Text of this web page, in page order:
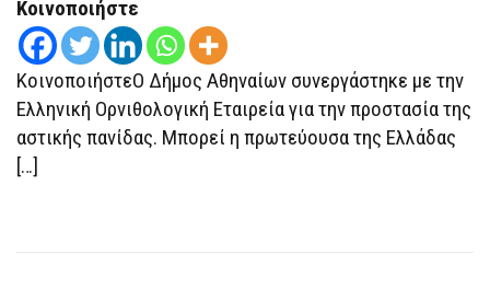
ΣΕ
ΔΙΆΦΟΡΑ
ΤΗΣ
ΑΘΉΝΑΣ
Κοινοποιήστε
ΚοινοποιήστεΟ Δήμος Αθηναίων συνεργάστηκε με την
Ελληνική Ορνιθολογική Εταιρεία για την προστασία της
αστικής πανίδας. Μπορεί η πρωτεύουσα της Ελλάδας
[…]